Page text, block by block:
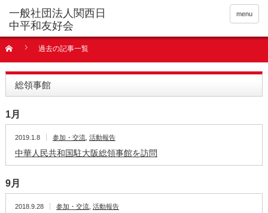
menu
過去の記事一覧
総領事館
1月
2019.1.8 参加・交流 活動報告
中華人民共和国駐大阪総領事館を訪問
9月
2018.9.28 参加・交流 活動報告